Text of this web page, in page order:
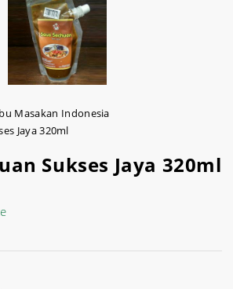
Masakan Indonesia
Jaya 320ml
Sukses Jaya 320ml